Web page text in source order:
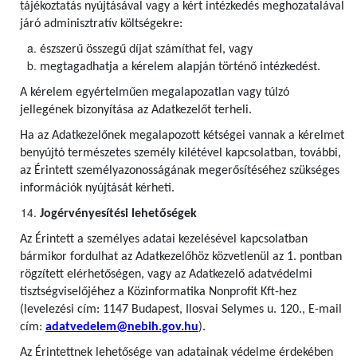
tájékoztatás nyújtásával vagy a kért intézkedés meghozatalával
járó adminisztratív költségekre:
észszerű összegű díjat számíthat fel, vagy
megtagadhatja a kérelem alapján történő intézkedést.
A kérelem egyértelműen megalapozatlan vagy túlzó
jellegének bizonyítása az Adatkezelőt terheli.
Ha az Adatkezelőnek megalapozott kétségei vannak a kérelmet
benyújtó természetes személy kilétével kapcsolatban, további,
az Érintett személyazonosságának megerősítéséhez szükséges
információk nyújtását kérheti.
Jogérvényesítési lehetőségek
Az Érintett a személyes adatai kezelésével kapcsolatban
bármikor fordulhat az Adatkezelőhöz közvetlenül az 1. pontban
rögzített elérhetőségen, vagy az Adatkezelő adatvédelmi
tisztségviselőjéhez a Közinformatika Nonprofit Kft-hez
(levelezési cím: 1147 Budapest, Ilosvai Selymes u. 120., E-mail
cím: adatvedelem@nebih.gov.hu).
Az Érintettnek lehetősége van adatainak védelme érdekében